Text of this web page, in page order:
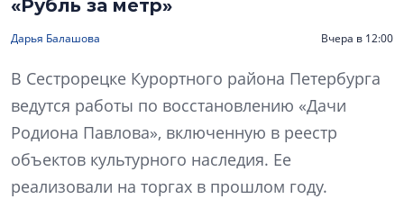
«Рубль за метр»
Дарья Балашова Вчера в 12:00
В Сестрорецке Курортного района Петербурга
ведутся работы по восстановлению «Дачи
Родиона Павлова», включенную в реестр
объектов культурного наследия. Ее
реализовали на торгах в прошлом году.